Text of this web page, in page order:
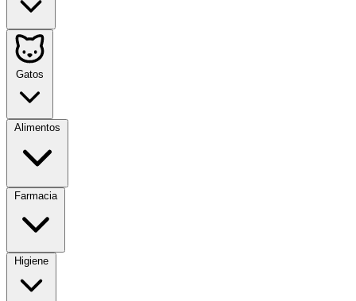
Gatos
Alimentos
Farmacia
Higiene